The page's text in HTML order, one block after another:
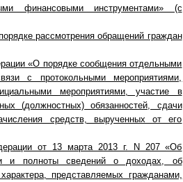
финансовыми инструментами» (с
рассмотрения обращений граждан
«О порядке сообщения отдельными
с протокольными мероприятиями,
мероприятиями, участие в
(должностных) обязанностей, сдачи
средств, вырученных от его
от 13 марта 2013 г. N 207 «Об
и полноты сведений о доходах, об
представляемых гражданами,